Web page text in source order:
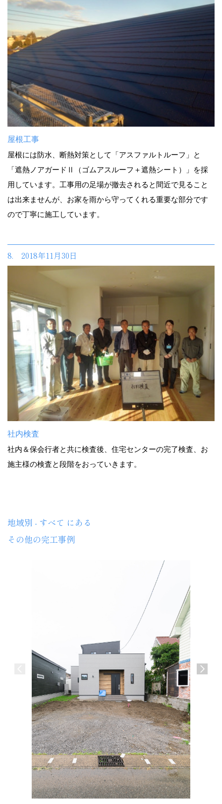
屋根工事
屋根には防水、断熱対策として「アスファルトルーフ」と
「遮熱ノアガードⅡ（ゴムアスルーフ＋遮熱シート）」を採
用しています。工事用の足場が撤去されると間近で見ること
は出来ませんが、お家を雨から守ってくれる重要な部分です
ので丁寧に施工しています。
8. 2018年11月30日
社内検査
社内＆保会行者と共に検査後、住宅センターの完了検査、お
施主様の検査と段階をおっていきます。
地域別 - すべて にある
その他の完工事例
介護施